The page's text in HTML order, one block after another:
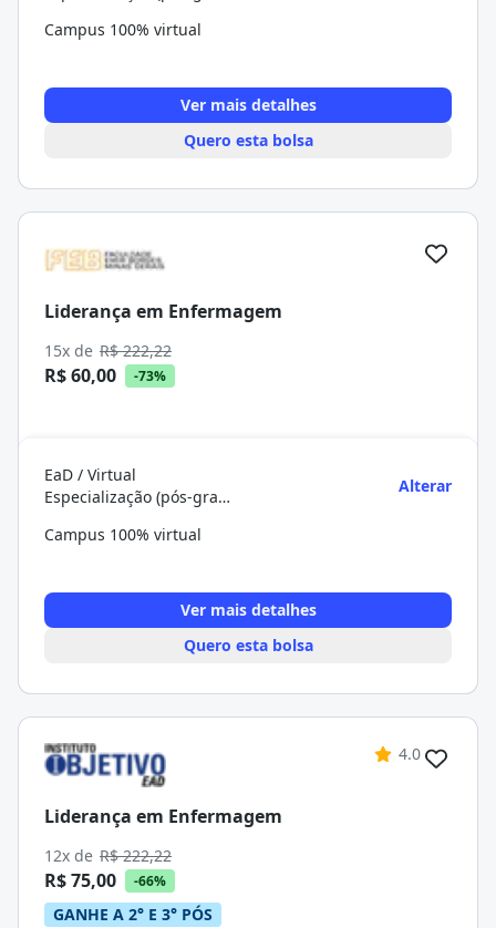
Campus 100% virtual
Ver mais detalhes
Quero esta bolsa
Liderança em Enfermagem
15x de R$ 222,22
R$ 60,00 -73%
EaD / Virtual
Especialização (pós-graduação)
Alterar
Campus 100% virtual
Ver mais detalhes
Quero esta bolsa
4.0
Liderança em Enfermagem
12x de R$ 222,22
R$ 75,00 -66%
GANHE A 2° E 3° PÓS